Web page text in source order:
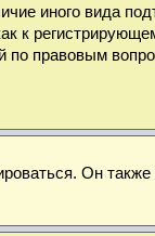
иного вида
к
по правовым
Он